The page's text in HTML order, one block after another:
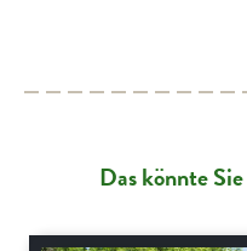
Das könnte